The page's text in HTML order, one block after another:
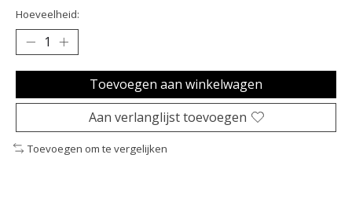
Hoeveelheid:
Toevoegen aan winkelwagen
Aan verlanglijst toevoegen
Toevoegen om te vergelijken